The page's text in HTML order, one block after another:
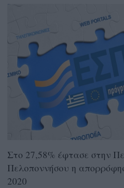
Στο 27,58% έφτασε στην
Πελοποννήσου η
2020